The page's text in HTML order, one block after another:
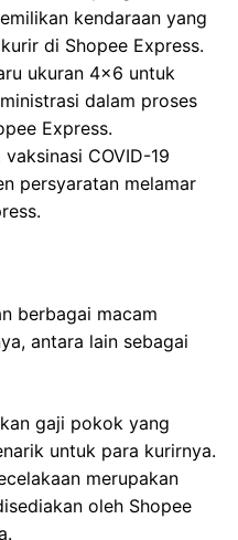
kendaraan yang
di Shopee Express.
ukuran 4×6 untuk
dalam proses
Express.
COVID-19
persyaratan melamar
berbagai macam
antara lain sebagai
gaji pokok yang
untuk para kurirnya.
merupakan
oleh Shopee